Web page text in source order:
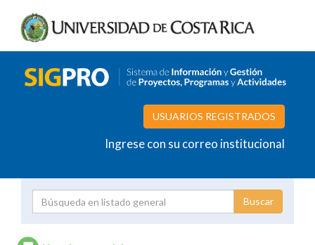
USUARIOS REGISTRADOS
Ingrese con su correo institucional